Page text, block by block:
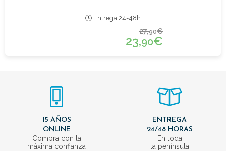
Entrega 24-48h
27,90€
23,90€
15 AÑOS
ONLINE
Compra con la
máxima confianza
ENTREGA
24/48 HORAS
En toda
la península